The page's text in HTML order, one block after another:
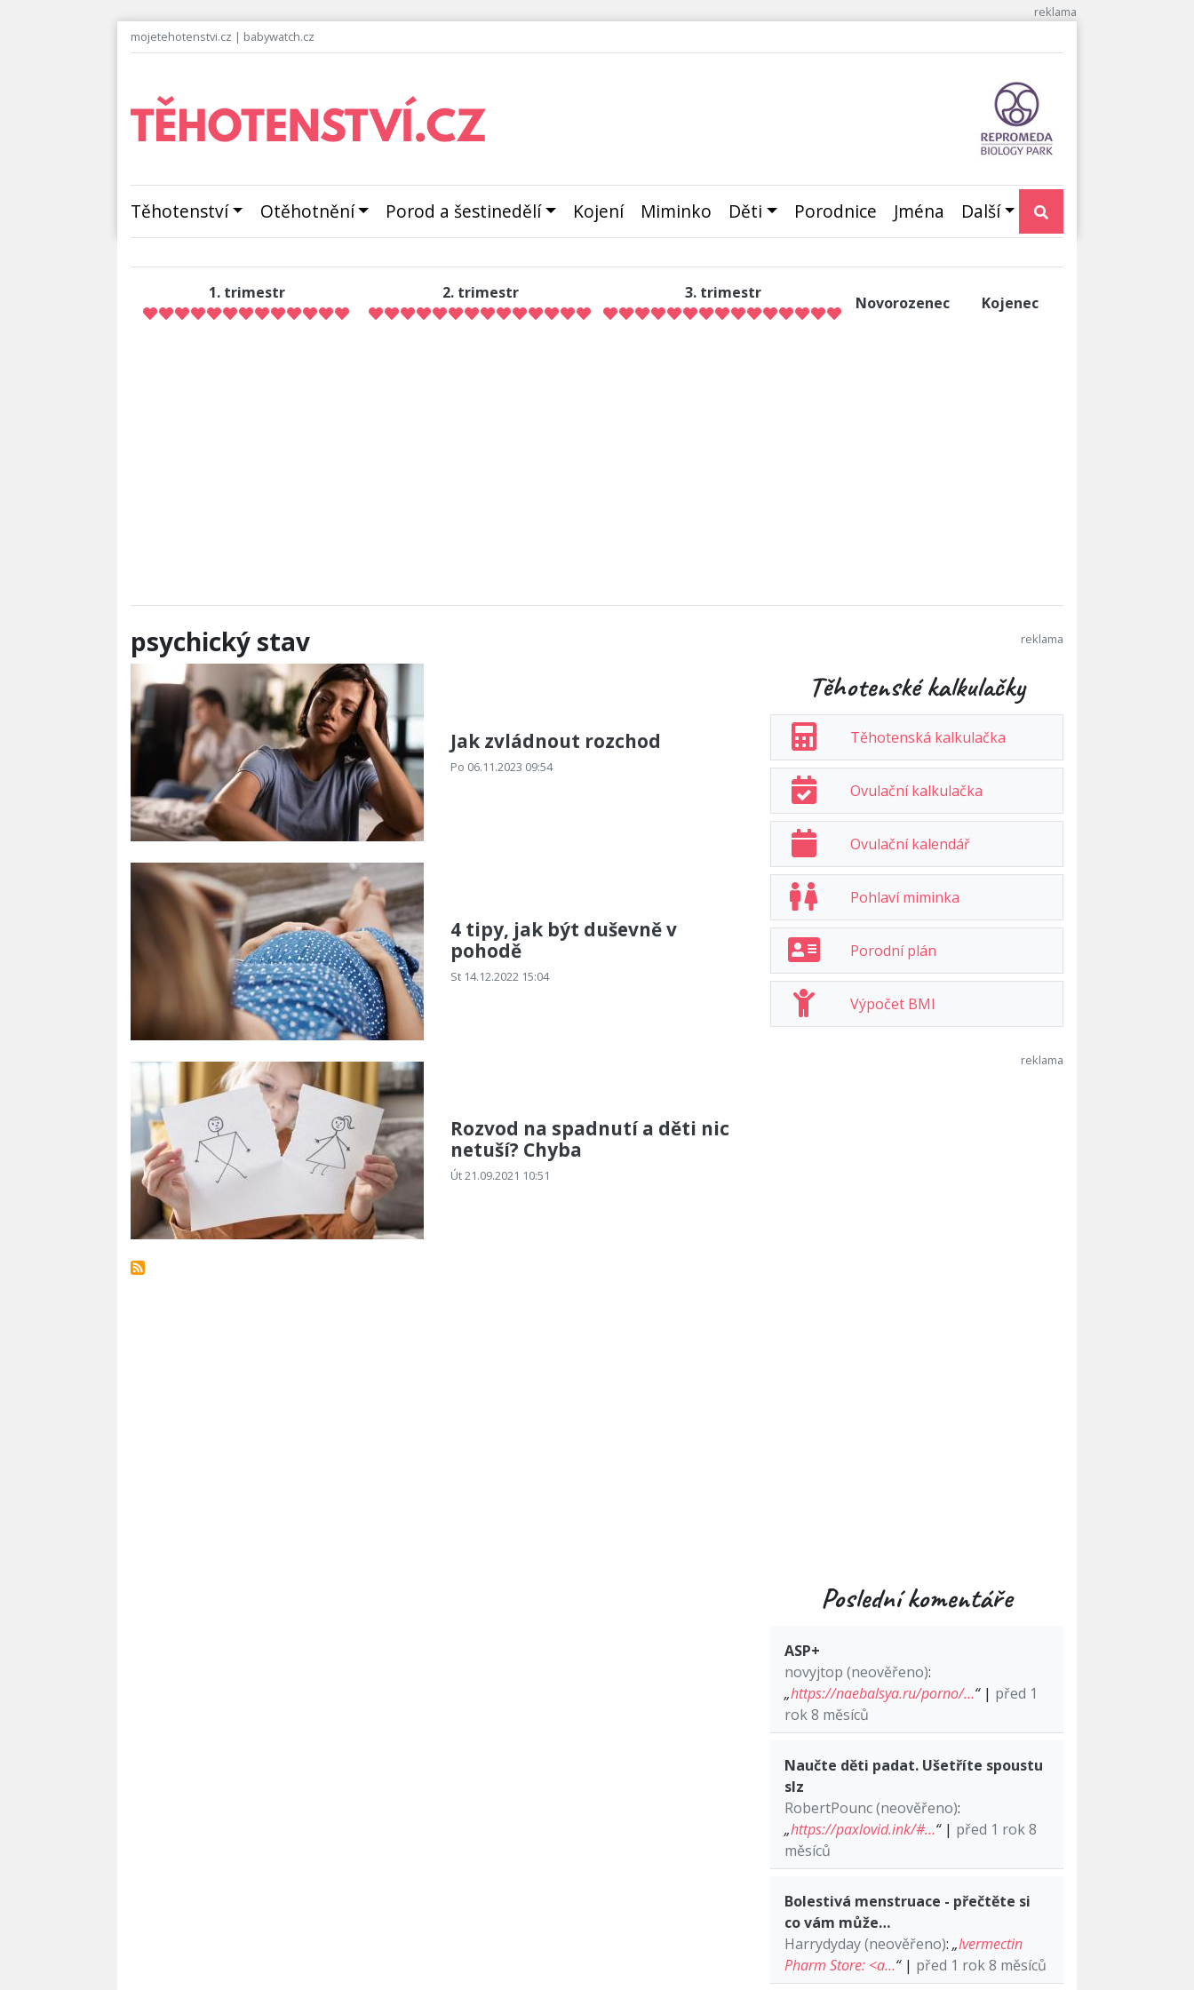
mojetehotenstvi.cz | babywatch.cz
Těhotenství Otěhotnění Porod a šestinedělí Kojení Miminko Děti Porodnice Jména Další
1. trimestr 2. trimestr 3. trimestr
Novorozenec Kojenec
psychický stav
Jak zvládnout rozchod
Po 06.11.2023 09:54
4 tipy, jak být duševně v
pohodě
St 14.12.2022 15:04
Rozvod na spadnutí a děti nic
netuší? Chyba
Út 21.09.2021 10:51
Těhotenské kalkulačky
Těhotenská kalkulačka
Ovulační kalkulačka
Ovulační kalendář
Pohlaví miminka
Porodní plán
Výpočet BMI
Poslední komentáře
ASP+
novyjtop (neověřeno):
„https://naebalsya.ru/porno/…“| před 1
rok 8 měsíců
Naučte děti padat. Ušetříte spoustu
slz
RobertPounc (neověřeno):
„https://paxlovid.ink/#…“| před 1 rok 8
měsíců
Bolestivá menstruace - přečtěte si
co vám může…
Harrydyday (neověřeno): „Ivermectin
Pharm Store: <a…“| před 1 rok 8 měsíců